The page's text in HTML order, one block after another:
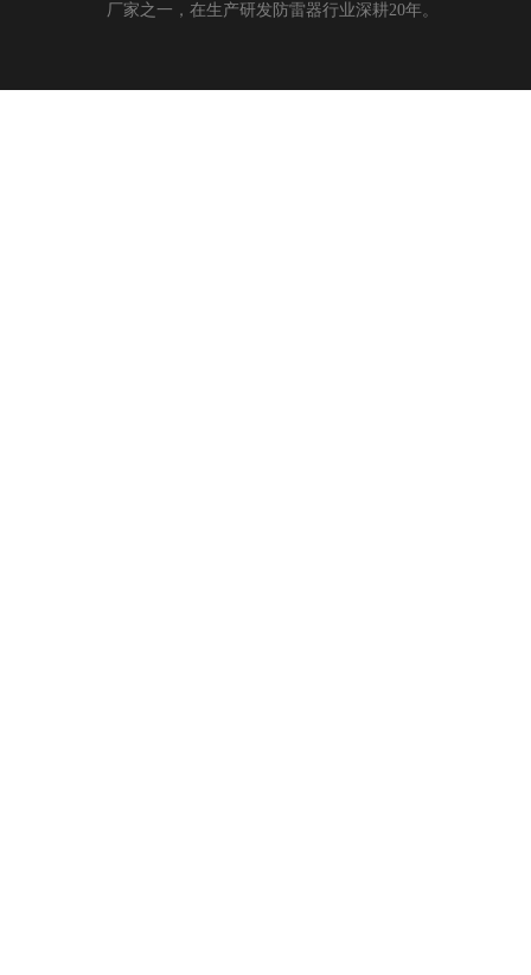
厂家之一，在生产研发防雷器行业深耕20年。